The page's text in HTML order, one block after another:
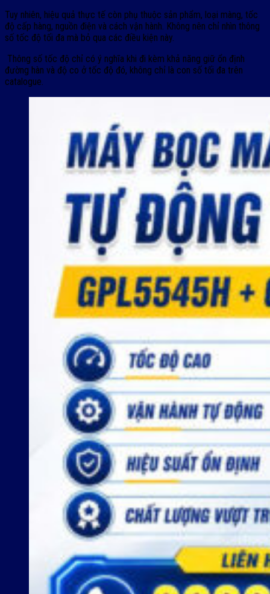
Tuy nhiên, hiệu quả thực tế còn phụ thuộc sản phẩm, loại màng, tốc
độ cấp hàng, nguồn điện và cách vận hành. Không nên chỉ nhìn thông
số tốc độ tối đa mà bỏ qua các điều kiện này.
Thông số tốc độ chỉ có ý nghĩa khi đi kèm khả năng giữ ổn định
đường hàn và độ co ở tốc độ đó, không chỉ là con số tối đa trên
catalogue.